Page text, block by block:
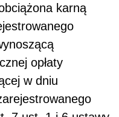
karną
opłaty
w dniu